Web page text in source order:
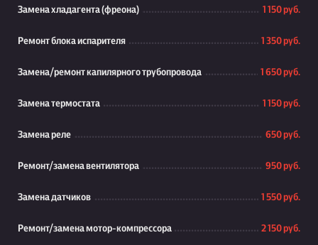
Замена хладагента (фреона) 1 150 руб.
Ремонт блока испарителя 1 350 руб.
Замена/ремонт капилярного трубопровода 1 650 руб.
Замена термостата 1 150 руб.
Замена реле 650 руб.
Ремонт/замена вентилятора 950 руб.
Замена датчиков 1 550 руб.
Ремонт/замена мотор-компрессора 2 150 руб.